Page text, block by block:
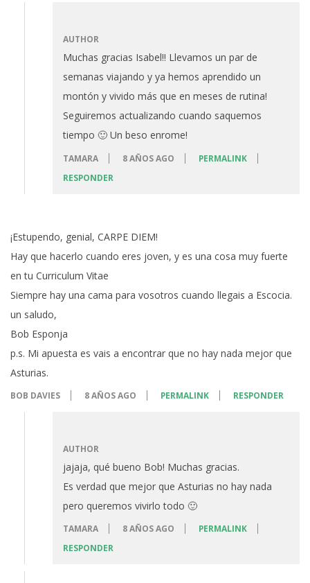
AUTHOR
Muchas gracias Isabel!! Llevamos un par de
semanas viajando y ya hemos aprendido un
montón y vivido más que en meses de rutina!
Seguiremos actualizando cuando saquemos
tiempo 🙂 Un beso enrome!
TAMARA 8 AÑOS AGO
PERMALINK
RESPONDER
¡Estupendo, genial, CARPE DIEM!
Hay que hacerlo cuando eres joven, y es una cosa muy fuerte
en tu Curriculum Vitae
Siempre hay una cama para vosotros cuando llegais a Escocia.
un saludo,
Bob Esponja
p.s. Mi apuesta es vais a encontrar que no hay nada mejor que
Asturias.
BOB DAVIES 8 AÑOS AGO PERMALINK RESPONDER
AUTHOR
jajaja, qué bueno Bob! Muchas gracias.
Es verdad que mejor que Asturias no hay nada
pero queremos vivirlo todo 🙂
TAMARA 8 AÑOS AGO
PERMALINK
RESPONDER